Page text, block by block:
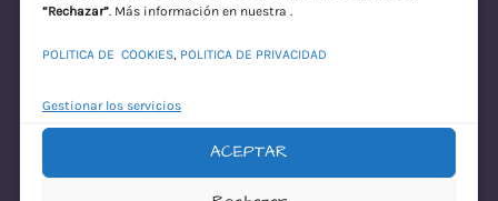
“Rechazar”. Más información en nuestra .
POLITICA DE COOKIES, POLITICA DE PRIVACIDAD
Gestionar los servicios
ACEPTAR